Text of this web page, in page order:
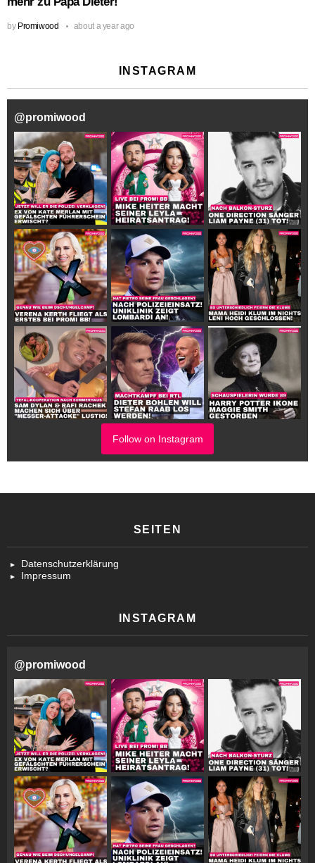
by Promiwood about a year ago
INSTAGRAM
@promiwood
Follow on Instagram
SEITEN
Datenschutzerklärung
Impressum
INSTAGRAM
@promiwood